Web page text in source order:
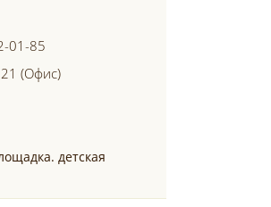
01-85
(офис)
детская